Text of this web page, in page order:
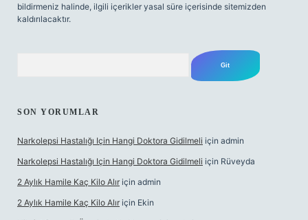
bildirmeniz halinde, ilgili içerikler yasal süre içerisinde sitemizden
kaldırılacaktır.
SON YORUMLAR
Narkolepsi Hastalığı Için Hangi Doktora Gidilmeli için admin
Narkolepsi Hastalığı Için Hangi Doktora Gidilmeli için Rüveyda
2 Aylık Hamile Kaç Kilo Alır için admin
2 Aylık Hamile Kaç Kilo Alır için Ekin